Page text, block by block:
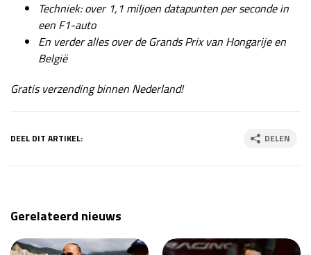
Techniek: over 1,1 miljoen datapunten per seconde in
een F1-auto
En verder alles over de Grands Prix van Hongarije en
België
Gratis verzending binnen Nederland!
DEEL DIT ARTIKEL: DELEN
Gerelateerd nieuws